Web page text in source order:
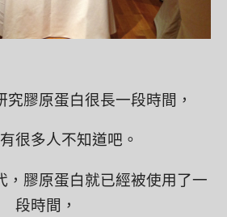
究膠原蛋白很長一段時間，
很多人不知道吧。
，膠原蛋白就已經被使用了一
段時間，